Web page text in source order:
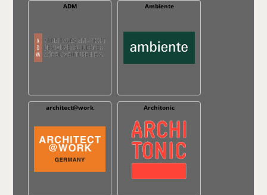
ADM Ambiente
architect@work Architonic